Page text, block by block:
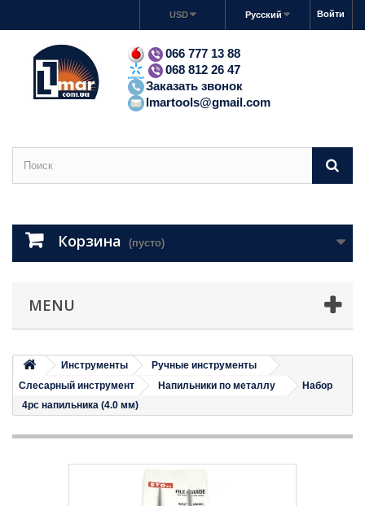
Войти
Русский
USD
066 777 13 88
068 812 26 47
Заказать звонок
lmartools@gmail.com
Корзина (пусто)
MENU
Инструменты
Ручные инструменты
Слесарный инструмент
Напильники по металлу
Набор
4pc напильника (4.0 мм)